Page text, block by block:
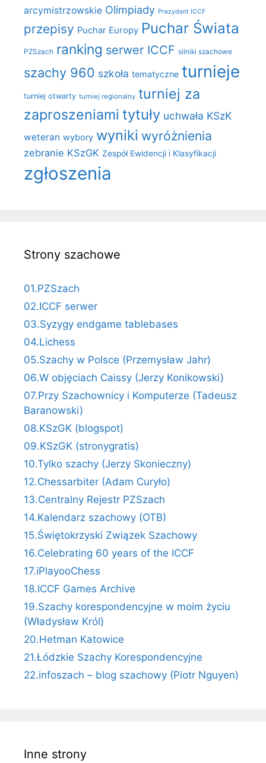
arcymistrzowskie Olimpiady Prezydent ICCF
przepisy Puchar Europy Puchar Świata
PZSzach ranking serwer ICCF silniki szachowe
szachy 960 szkoła tematyczne turnieje
turniej otwarty turniej regionalny turniej za
zaproszeniami tytuły uchwała KSzK
weteran wybory wyniki wyróżnienia
zebranie KSzGK Zespół Ewidencji i Klasyfikacji
zgłoszenia
Strony szachowe
01.PZSzach
02.ICCF serwer
03.Syzygy endgame tablebases
04.Lichess
05.Szachy w Polsce (Przemysław Jahr)
06.W objęciach Caissy (Jerzy Konikowski)
07.Przy Szachownicy i Komputerze (Tadeusz
Baranowski)
08.KSzGK (blogspot)
09.KSzGK (stronygratis)
10.Tylko szachy (Jerzy Skonieczny)
12.Chessarbiter (Adam Curyło)
13.Centralny Rejestr PZSzach
14.Kalendarz szachowy (OTB)
15.Świętokrzyski Związek Szachowy
16.Celebrating 60 years of the ICCF
17.iPlayooChess
18.ICCF Games Archive
19.Szachy korespondencyjne w moim życiu
(Władysław Król)
20.Hetman Katowice
21.Łódzkie Szachy Korespondencyjne
22.infoszach – blog szachowy (Piotr Nguyen)
Inne strony